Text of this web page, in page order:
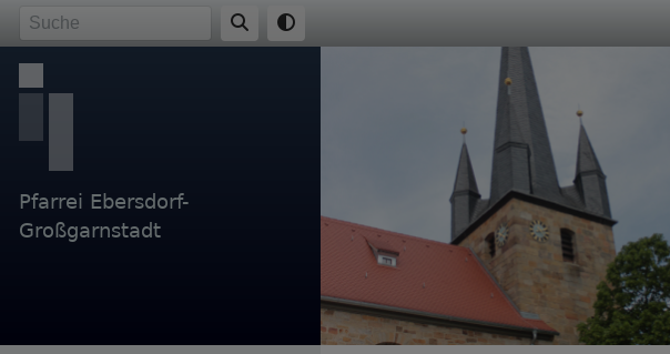
Direkt
zum
Inhalt
Pfarrei Ebersdorf-
Großgarnstadt